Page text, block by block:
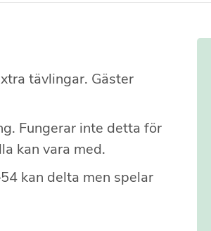
tävlingar. Gäster
Fungerar inte detta för
kan vara med.
kan delta men spelar